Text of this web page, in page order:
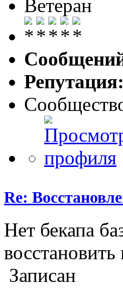
Ветеран
Репутация:
Re:
Нет бекапа
Записан